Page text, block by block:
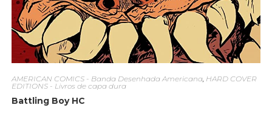
AMERICAN COMICS - Banda Desenhada Americana, HARD COVER
EDITIONS - Livros de capa dura
Battling Boy HC